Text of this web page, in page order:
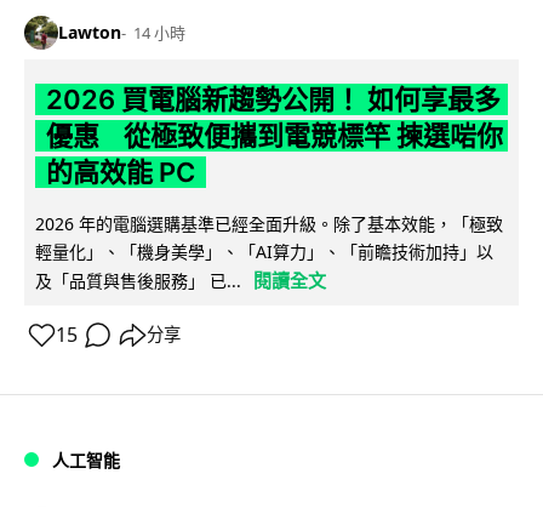
Lawton 14 小時
2026 買電腦新趨勢公開！ 如何享最多
優惠 從極致便攜到電競標竿 揀選啱你
的高效能 PC
2026 年的電腦選購基準已經全面升級。除了基本效能，「極致
輕量化」、「機身美學」、「AI算力」、「前瞻技術加持」以
及「品質與售後服務」 已...
閱讀全文
15 分享
人工智能